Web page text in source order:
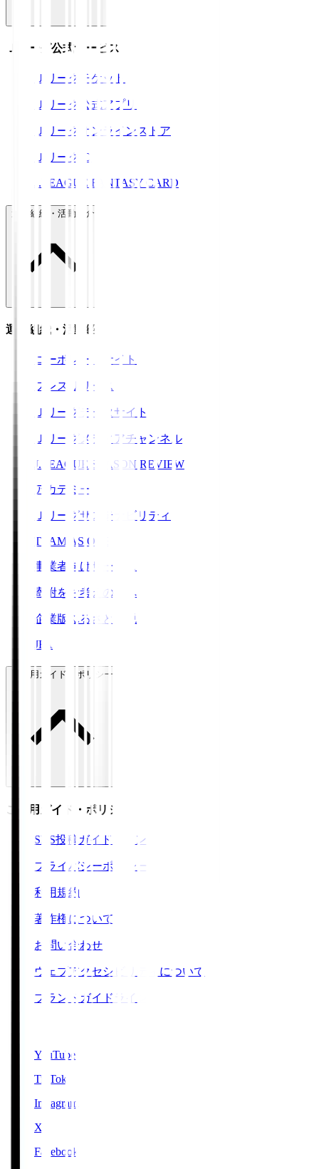
Ｊリーグ公式サービス
Ｊリーグチケット
Ｊリーグ公式アプリ
Ｊリーグオンラインストア
ＪリーグID
J.LEAGUE FANTASY CARD
運営組織・活動紹介
運営組織・活動紹介
コーポレートサイト
プレスリリース
Ｊリーグデータサイト
Ｊリーグメディアチャンネル
J.LEAGUE SEASON REVIEW
アカデミー
Ｊリーグサステナビリティ
TEAM AS ONE
事業者向けサービス
寄附をお考えの方へ
企業版ふるさと納税
JFA
ご利用ガイド・ポリシー
ご利用ガイド・ポリシー
SNS投稿ガイドライン
プライバシーポリシー
利用規約
著作権について
お問い合わせ
ウェブアクセシビリティについて
ブランドガイドライン
YouTube
TikTok
Instagram
X
Facebook